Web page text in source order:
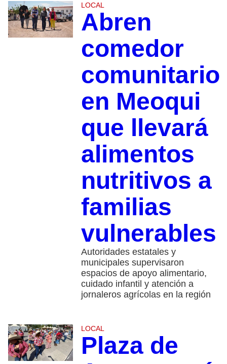
LOCAL
Abren
comedor
comunitario
en Meoqui
que llevará
alimentos
nutritivos a
familias
vulnerables
Autoridades estatales y
municipales supervisaron
espacios de apoyo alimentario,
cuidado infantil y atención a
jornaleros agrícolas en la región
LOCAL
Plaza de